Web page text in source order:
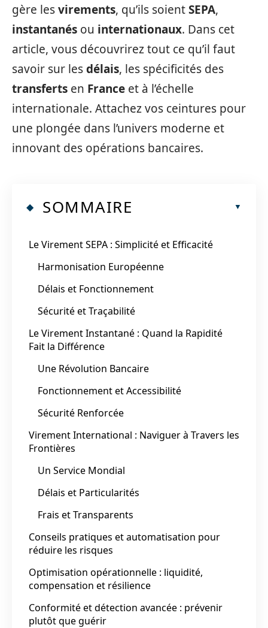
gère lesvirements, qu’ils soientSEPA,
instantanés ou internationaux. Dans cet
article, vous découvrirez tout ce qu’il faut
savoir sur lesdélais, les spécificités des
transferts en France et à l’échelle
internationale. Attachez vos ceintures pour
une plongée dans l’univers moderne et
innovant des opérations bancaires.
SOMMAIRE
Le Virement SEPA : Simplicité et Efficacité
Harmonisation Européenne
Délais et Fonctionnement
Sécurité et Traçabilité
Le Virement Instantané : Quand la Rapidité
Fait la Différence
Une Révolution Bancaire
Fonctionnement et Accessibilité
Sécurité Renforcée
Virement International : Naviguer à Travers les
Frontières
Un Service Mondial
Délais et Particularités
Frais et Transparents
Conseils pratiques et automatisation pour
réduire les risques
Optimisation opérationnelle : liquidité,
compensation et résilience
Conformité et détection avancée : prévenir
plutôt que guérir